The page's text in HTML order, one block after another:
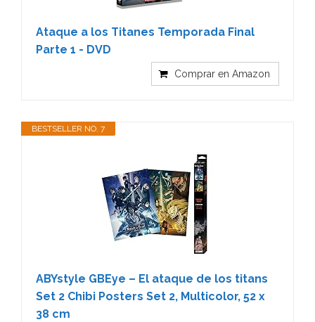
Ataque a los Titanes Temporada Final
Parte 1 - DVD
Comprar en Amazon
BESTSELLER NO. 7
ABYstyle GBEye – El ataque de los titans
Set 2 Chibi Posters Set 2, Multicolor, 52 x
38 cm